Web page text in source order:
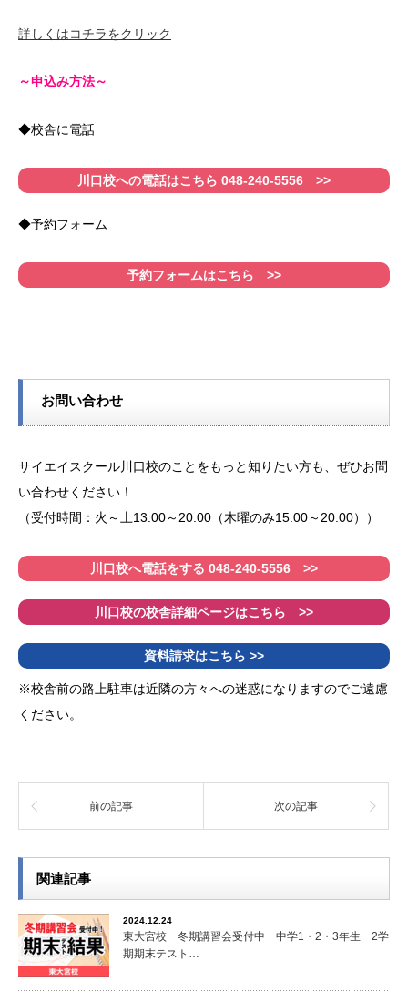
詳しくはコチラをクリック
～申込み方法～
◆校舎に電話
川口校への電話はこちら 048-240-5556 >>
◆予約フォーム
予約フォームはこちら >>
お問い合わせ
サイエイスクール川口校のことをもっと知りたい方も、ぜひお問
い合わせください！
（受付時間：火～土13:00～20:00（木曜のみ15:00～20:00））
川口校へ電話をする 048-240-5556 >>
川口校の校舎詳細ページはこちら >>
資料請求はこちら >>
※校舎前の路上駐車は近隣の方々への迷惑になりますのでご遠慮
ください。
前の記事 次の記事
関連記事
2024.12.24
東大宮校 冬期講習会受付中 中学1・2・3年生 2学
期期末テスト…